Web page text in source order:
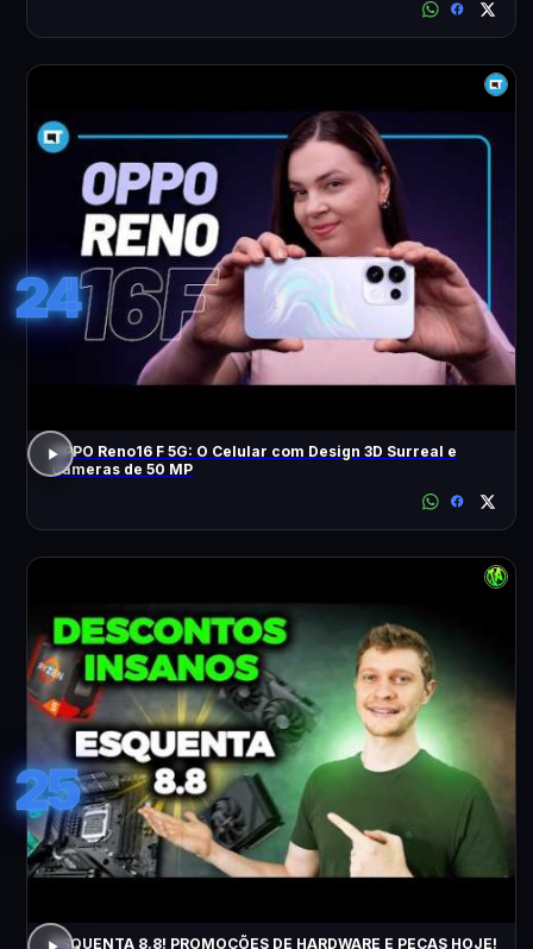
24
OPPO Reno16 F 5G: O Celular com Design 3D Surreal e
Câmeras de 50 MP
25
ESQUENTA 8.8! PROMOÇÕES DE HARDWARE E PEÇAS HOJE!